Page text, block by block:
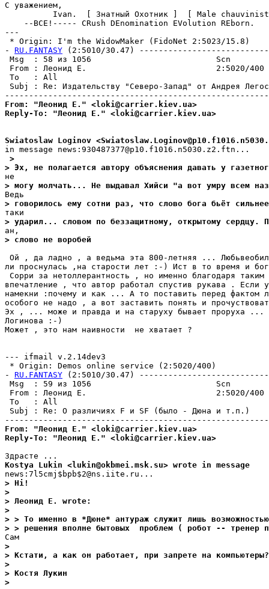
С уважением,
Ivan.  [ Знатный Охотник ]  [ Male
    --ВСЕ!----- CRush DEnomination EVolution REborn.
---
* Origin: I'm the WidowMaker (FidoNet 2:5023/15.8)
- RU.FANTASY (2:5010/30.47)
Msg  : 58 из 1056
From : Леонид Е.                           2:5020/400
To   : All
Subj : Re: Издательству "Северо-Запад"
From: "Леонид Е." <loki@carrier.kiev.ua>
Reply-To: "Леонид Е." <loki@carrier.kiev.ua>
Swiatoslaw Loginov
>
> Эх, не полагается автору объяснения давать у
> могу молчать... Не выдавал Хийси "а вот умру всем
> говорилось ему сотни раз, что слово бога бьёт
> удаpил... словом по беззащитному, открытому сеpдцу.
> слово не воpобей
Ой , да ладно , а ведьма эта 800-летняя ...
ли проснулась ,на старости лет :-) Ист в то время и
Сорри за нетоллерантность , но именно благодаря таким
впечатление , что автор работал спустив рукава . Если
намекни :почему и как ... А то поставить перед фактом
особого не надо , а вот заставить понять и
Эх , ... може и правда и на старуху бывает проруха ...
Логинова :-)
Может , это нам наивности  не хватает ?
--- ifmail v.2.14dev3
* Origin: Demos online service (2:5020/400)
- RU.FANTASY (2:5010/30.47)
Msg  : 59 из 1056
From : Леонид Е.                           2:5020/400
To   : All
Subj : Re: О различиях F и SF
From: "Леонид Е." <loki@carrier.kiev.ua>
Reply-To: "Леонид Е." <loki@carrier.kiev.ua>
Kostya Lukin <lukin@okbmei.msk.su> wrote in message
> Hi!
>
> Леонид Е. wrote:
>
> > То именно в *Дюне* антураж служит лишь
> > решения вполне бытовых  проблем ( робот --
>
> Кстати, а как он работает, при запрете на компьютеры?
>
> Костя Лукин
>